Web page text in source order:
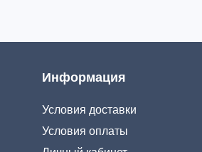
Информация
Условия доставки
Условия оплаты